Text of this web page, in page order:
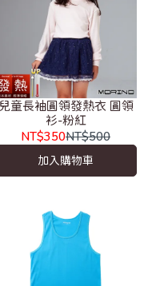
兒童長袖圓領發熱衣 圓領
衫-粉紅
NT$350NT$500
加入購物車